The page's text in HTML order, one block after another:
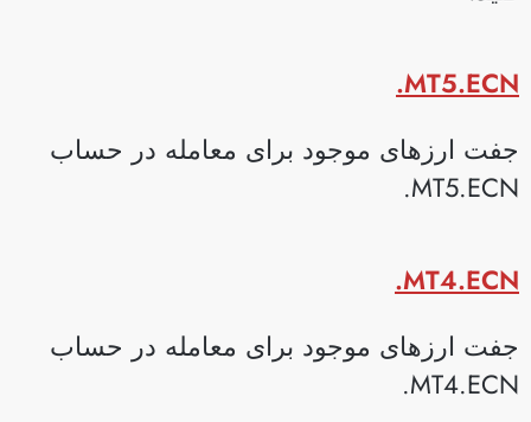
ارزهای موجود برای معامله در حساب
ارزهای موجود برای معامله در حساب